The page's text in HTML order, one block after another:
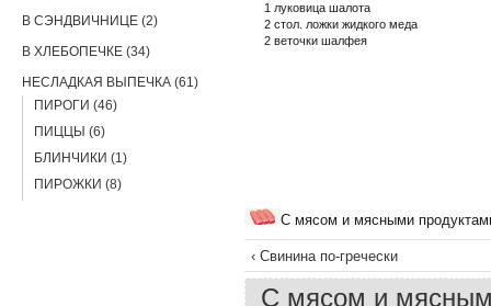
1 луковица шалота
2 стол. ложки жидкого меда
2 веточки шалфея
С мясом и мясными
‹ Свинина по-гречески
С мясом и
В СЭНДВИЧНИЦЕ (2)
В ХЛЕБОПЕЧКЕ (34)
НЕСЛАДКАЯ ВЫПЕЧКА (61)
ПИРОГИ (46)
ПИЦЦЫ (6)
БЛИНЧИКИ (1)
ПИРОЖКИ (8)